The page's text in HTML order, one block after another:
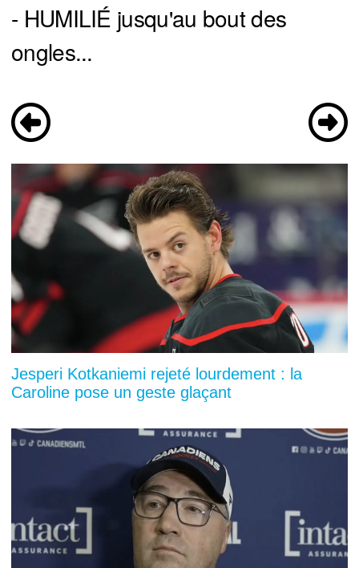
- HUMILIÉ jusqu'au bout des
ongles...
Jesperi Kotkaniemi rejeté lourdement : la
Caroline pose un geste glaçant